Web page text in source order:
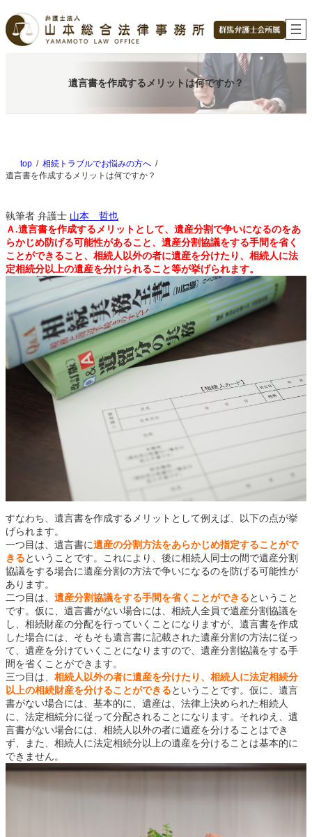
容
を
遺言書を作成するメリットは何ですか？
top
相続トラブルでお悩みの方へ
遺言書を作成するメリットは何ですか？
執筆者 弁護士 山本 哲也
Ａ.遺言書を作成するメリットとして、遺産分割で争いになるのをあ
らかじめ防げる可能性があること、遺産分割協議をする手間を省く
ことができること、相続人以外の者に遺産を分けたり、相続人に法
定相続分以上の遺産を分けられること等が挙げられます。
すなわち、遺言書を作成するメリットとして例えば、以下の点が挙
げられます。
一つ目は、遺言書に遺産の分割方法をあらかじめ指定することがで
きるということです。これにより、後に相続人同士の間で遺産分割
協議をする場合に遺産分割の方法で争いになるのを防げる可能性が
あります。
二つ目は、 遺産分割協議をする手間を省くことができるということ
です。仮に、遺言書がない場合には、相続人全員で遺産分割協議を
し、相続財産の分配を行っていくことになりますが、遺言書を作成
した場合には、そもそも遺言書に記載された遺産分割の方法に従っ
て、遺産を分けていくことになりますので、遺産分割協議をする手
間を省くことができます。
三つ目は、 相続人以外の者に遺産を分けたり、相続人に法定相続分
以上の相続財産を分けることができるということです。仮に、遺言
書がない場合には、基本的に、遺産は、法律上決められた相続人
に、法定相続分に従って分配されることになります。それゆえ、遺
言書がない場合には、相続人以外の者に遺産を分けることはでき
ず、また、相続人に法定相続分以上の遺産を分けることは基本的に
できません。